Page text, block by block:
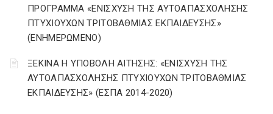
ΠΡΟΓΡΑΜΜΑ «ΕΝΙΣΧΥΣΗ ΤΗΣ ΑΥΤΟΑΠΑΣΧΟΛΗΣΗΣ
ΠΤΥΧΙΟΥΧΩΝ ΤΡΙΤΟΒΑΘΜΙΑΣ ΕΚΠΑΙΔΕΥΣΗΣ»
(ΕΝΗΜΕΡΩΜΕΝΟ)
ΞΕΚΙΝΑ Η ΥΠΟΒΟΛΗ ΑΙΤΗΣΗΣ: «ΕΝΙΣΧΥΣΗ ΤΗΣ
ΑΥΤΟΑΠΑΣΧΟΛΗΣΗΣ ΠΤΥΧΙΟΥΧΩΝ ΤΡΙΤΟΒΑΘΜΙΑΣ
ΕΚΠΑΙΔΕΥΣΗΣ» (ΕΣΠΑ 2014-2020)